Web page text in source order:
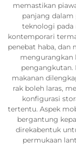
memastikan
panjang dalam
teknologi
kontemporari
penebat haba,
mengurangkan
makanan
rak boleh laras,
konfigurasi
tertentu. Aspek
bergantung
direkabentuk
permukaan